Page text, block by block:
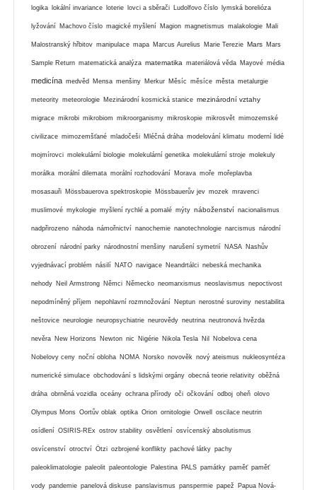
logika lokální invariance loterie lovci a sběrači Ludolfovo číslo lymská borelióza
lyžování Machovo číslo magické myšlení Magion magnetismus malakologie Mali
Malostranský hřbitov manipulace mapa Marcus Aurelius Marie Terezie Mars Mars
Sample Return matematická analýza matematika materiálová věda Mayové média
medicína medvěd Mensa menšiny Merkur Měsíc měsíce města metalurgie
meteority meteorologie Mezinárodní kosmická stanice mezinárodní vztahy
migrace mikrobi mikrobiom mikroorganismy mikroskopie mikrosvět mimozemské
civilizace mimozemšťané mladočeši Mléčná dráha modelování klimatu moderní lidé
mojmírovci molekulární biologie molekulární genetika molekulární stroje molekuly
morálka morální dilemata morální rozhodování Morava moře mořeplavba
mosasauři Mössbauerova spektroskopie Mössbauerův jev mozek mravenci
muslimové mykologie myšlení rychlé a pomalé mýty náboženství nacionalismus
nadpřirozeno náhoda námořnictví nanochemie nanotechnologie narcismus národní
obrození národní parky národnostní menšiny narušení symetrií NASA Nashův
vyjednávací problém násilí NATO navigace Neandrtálci nebeská mechanika
nehody Neil Armstrong Němci Německo neomarxismus neoslavismus nepoctivost
nepodmíněný příjem nepohlavní rozmnožování Neptun nerostné suroviny nestabilita
neštovice neurologie neuropsychiatrie neurovědy neutrina neutronová hvězda
nevěra New Horizons Newton nic Nigérie Nikola Tesla Nil Nobelova cena
Nobelovy ceny noční obloha NOMA Norsko novověk nový ateismus nukleosyntéza
numerické simulace obchodování s lidskými orgány obecná teorie relativity oběžná
dráha obrněná vozidla oceány ochrana přírody oči očkování odboj oheň olovo
Olympus Mons Oortův oblak optika Orion ornitologie Orwell oscilace neutrin
osídlení OSIRIS-REx ostrov stability osvětlení osvícenský absolutismus
osvícenství otroctví Ötzi ozbrojené konflikty pachové látky pachy
paleoklimatologie paleolit paleontologie Palestina PALS památky paměť paměť
vody pandemie panelová diskuse panslavismus panspermie papež Papua Nová-